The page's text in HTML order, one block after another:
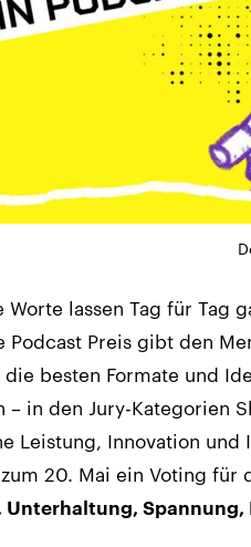
Worte lassen Tag für Tag
Podcast Preis gibt den
besten Formate und
– in den Jury-Kategorien
Leistung, Innovation
20. Mai ein Voting für
Unterhaltung, Spannung,